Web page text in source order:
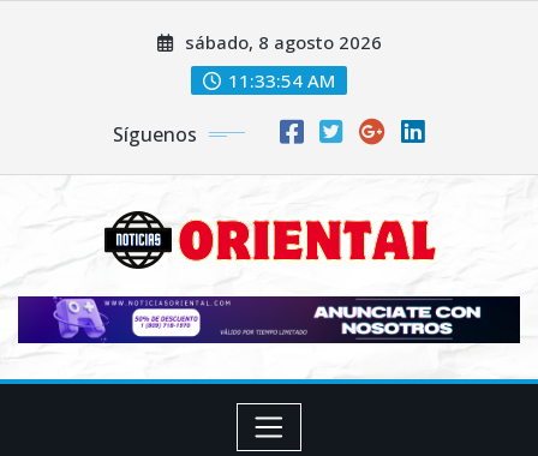
sábado, 8 agosto 2026
11:33:56 AM
Síguenos